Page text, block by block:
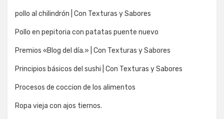
pollo al chilindrón | Con Texturas y Sabores
Pollo en pepitoria con patatas puente nuevo
Premios «Blog del día.» | Con Texturas y Sabores
Principios básicos del sushi | Con Texturas y Sabores
Procesos de coccion de los alimentos
Ropa vieja con ajos tiernos.